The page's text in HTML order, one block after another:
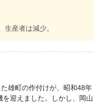
生産者は減少。
雄町の作付けが、昭和48年
迎えました。しかし、岡山